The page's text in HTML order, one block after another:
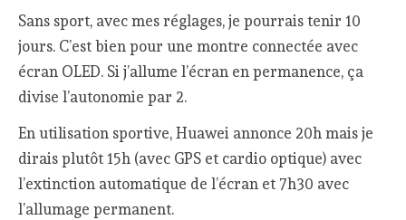
Sans sport, avec mes réglages, je pourrais tenir 10
jours. C’est bien pour une montre connectée avec
écran OLED. Si j’allume l’écran en permanence, ça
divise l’autonomie par 2.
En utilisation sportive, Huawei annonce 20h mais je
dirais plutôt 15h (avec GPS et cardio optique) avec
l’extinction automatique de l’écran et 7h30 avec
l’allumage permanent.